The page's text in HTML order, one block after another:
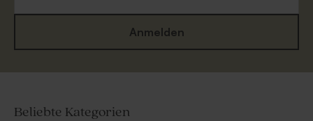
Anmelden
Beliebte Kategorien